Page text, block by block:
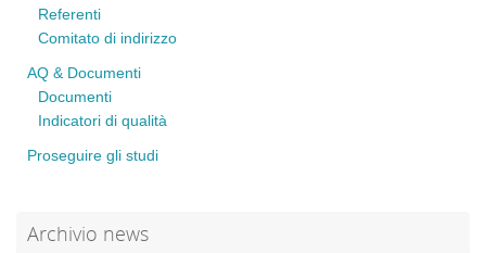
Referenti
Comitato di indirizzo
AQ & Documenti
Documenti
Indicatori di qualità
Proseguire gli studi
Archivio news